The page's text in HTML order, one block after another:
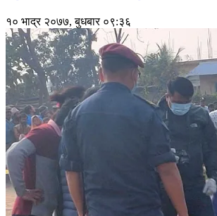
१० भाद्र २०७७, बुधबार ०९:३६